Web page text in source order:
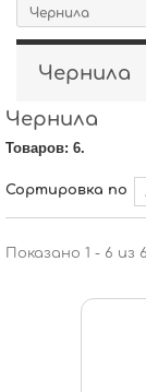
Чернила
Чернила
Чернила
Товаров: 6.
Сортировка по
Показано 1 - 6 из